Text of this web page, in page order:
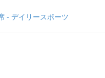
- デイリースポーツ